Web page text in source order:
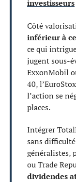
investisseurs
Côté
inférieur à
ce qui
jugent sous-
ExxonMobil
40,
l’action se
places.
Intégrer
sans
généralistes,
ou Trade
dividendes